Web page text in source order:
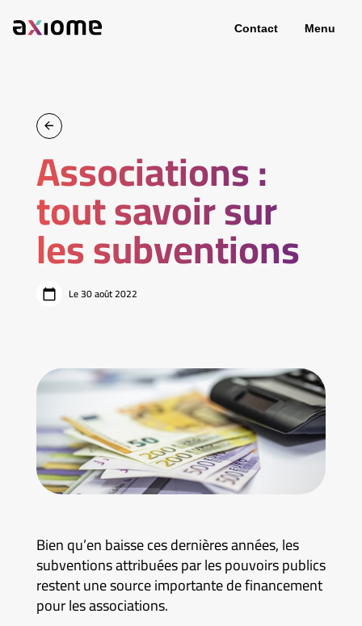
Contact Menu
Associations :
tout savoir sur
les subventions
Le 30 août 2022
Bien qu’en baisse ces dernières années, les
subventions attribuées par les pouvoirs publics
restent une source importante de financement
pour les associations.